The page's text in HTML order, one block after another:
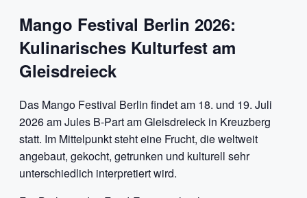
Mango Festival Berlin 2026:
Kulinarisches Kulturfest am
Gleisdreieck
Das Mango Festival Berlin findet am 18. und 19. Juli
2026 am Jules B-Part am Gleisdreieck in Kreuzberg
statt. Im Mittelpunkt steht eine Frucht, die weltweit
angebaut, gekocht, getrunken und kulturell sehr
unterschiedlich interpretiert wird.